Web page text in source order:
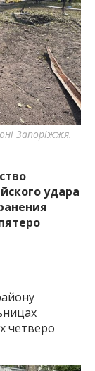
о событиях
и области.
Запоріжжя.
удара
четверо